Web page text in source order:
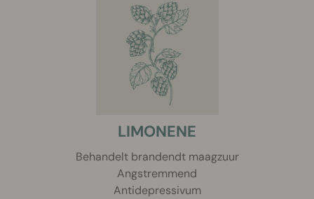
LIMONENE
Behandelt brandendt maagzuur
Angstremmend
Antidepressivum